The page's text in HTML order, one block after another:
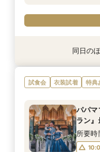
衣装試着 特典
8/31(月)
【ドレ
OFF*
特典あり
8/31(月)
【少人
トGET
衣装試着 特典
8/31(月)
卒花
150万
衣装試着 特典
8/31(月)
【ペッ
出×豪
同日の
試食会 衣装試着 特典
パパマ
ラン』
所要